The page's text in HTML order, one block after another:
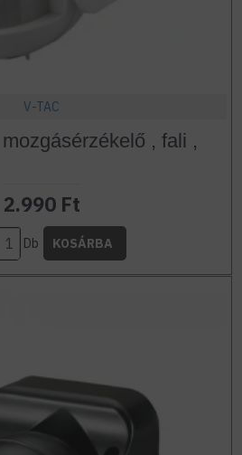
V-TAC
, fali ,
2.990 Ft
Db KOSÁRBA